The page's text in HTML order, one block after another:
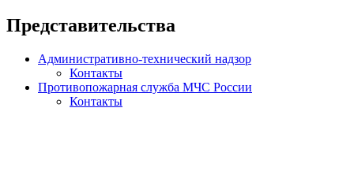
Представительства
Административно-технический надзор
Контакты
Противопожарная служба МЧС России
Контакты